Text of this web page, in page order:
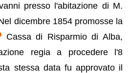
presso l'abitazione di M.
dicembre 1854 promosse la
Cassa di Risparmio di Alba,
regia a procedere l'8
stessa data fu approvato il